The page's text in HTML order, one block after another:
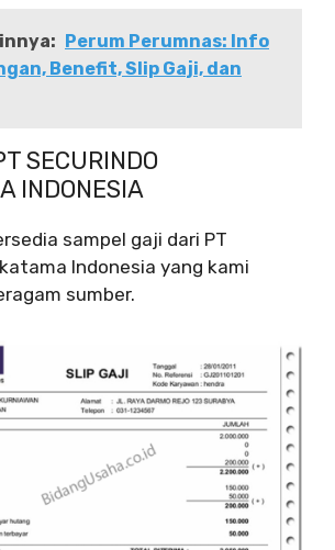
Perum Perumnas: Info
Benefit, Slip Gaji, dan
SECURINDO
INDONESIA
sampel gaji dari PT
Indonesia yang kami
sumber.